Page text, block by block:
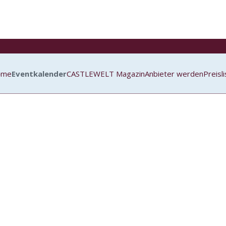
EventkalenderCASTLEWELT MagazinAnbieter werden